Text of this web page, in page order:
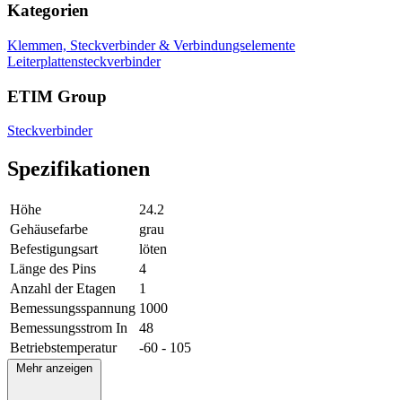
Kategorien
Klemmen, Steckverbinder & Verbindungselemente
Leiterplattensteckverbinder
ETIM Group
Steckverbinder
Spezifikationen
Höhe
24.2
Gehäusefarbe
grau
Befestigungsart
löten
Länge des Pins
4
Anzahl der Etagen
1
Bemessungsspannung 1000
Bemessungsstrom In
48
Betriebstemperatur
-60 - 105
Mehr anzeigen